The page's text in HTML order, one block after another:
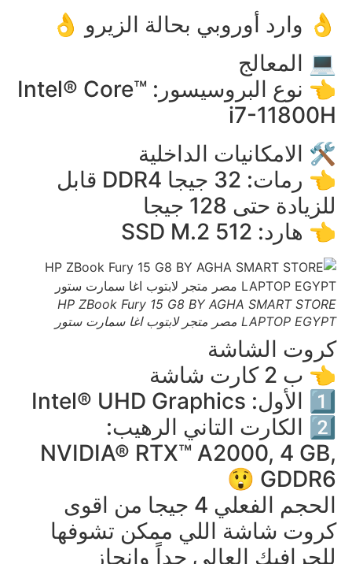
👌 وارد أوروبي بحالة الزيرو 👌
💻 المعالج
👈 نوع البروسيسور: Intel® Core™
i7-11800H
🛠️ الامكانيات الداخلية
👈 رمات: 32 جيجا DDR4 قابل
للزيادة حتى 128 جيجا
👈 هارد: 512 SSD M.2
HP ZBook Fury 15 G8 BY AGHA SMART STORE
LAPTOP EGYPT مصر متجر لابتوب اغا سمارت ستور
كروت الشاشة
👈 ب 2 كارت شاشة
1️⃣ الأول: Intel® UHD Graphics
2️⃣ الكارت التاني الرهيب:
NVIDIA® RTX™ A2000, 4 GB,
GDDR6 😲
الحجم الفعلي 4 جيجا من اقوى
كروت شاشة اللي ممكن تشوفها
للجرافيك العالي جداً وإنجاز